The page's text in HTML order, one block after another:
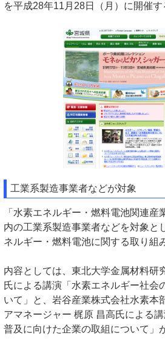
を平成28年11月28日（月）に開催す
工業系製造事業者などが対象
「水素エネルギー・燃料電池関連産
内の工業系製造事業者などを対象と
ネルギー・燃料電池に関する取り組
内容としては、東北大学金属材料研
氏による講演「水素エネルギー社会
いて」と、岩谷産業株式会社水素本
アマネージャー 梶原 昌高氏による
普及に向けた企業の取組について」